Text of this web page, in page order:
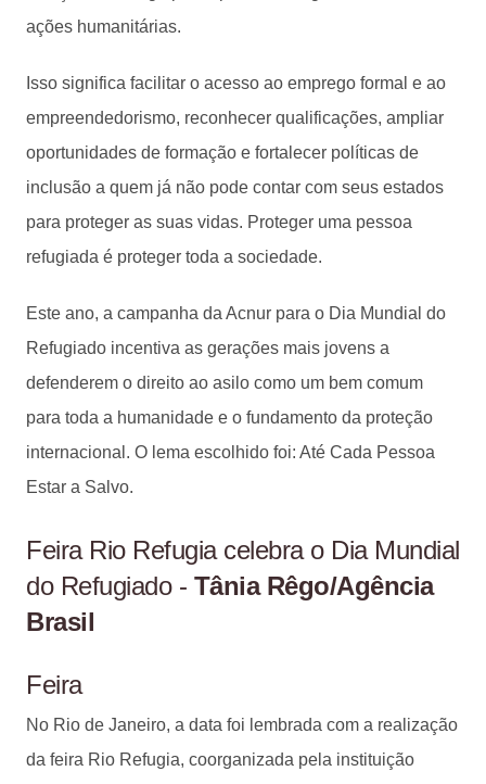
ações humanitárias.
Isso significa facilitar o acesso ao emprego formal e ao
empreendedorismo, reconhecer qualificações, ampliar
oportunidades de formação e fortalecer políticas de
inclusão a quem já não pode contar com seus estados
para proteger as suas vidas. Proteger uma pessoa
refugiada é proteger toda a sociedade.
Este ano, a campanha da Acnur para o Dia Mundial do
Refugiado incentiva as gerações mais jovens a
defenderem o direito ao asilo como um bem comum
para toda a humanidade e o fundamento da proteção
internacional. O lema escolhido foi: Até Cada Pessoa
Estar a Salvo.
Feira Rio Refugia celebra o Dia Mundial
do Refugiado - Tânia Rêgo/Agência
Brasil
Feira
No Rio de Janeiro, a data foi lembrada com a realização
da feira Rio Refugia, coorganizada pela instituição